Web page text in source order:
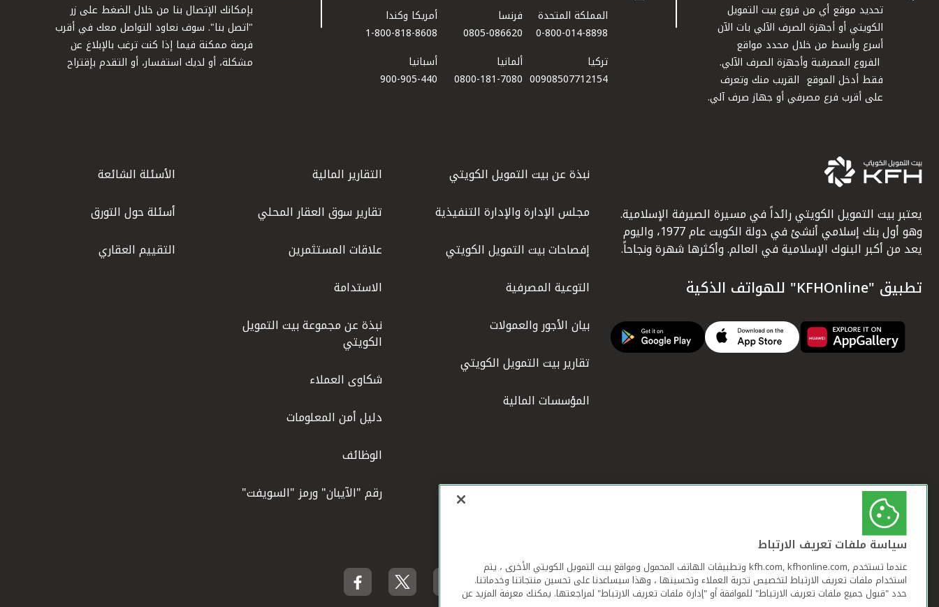
تحديد موقع أي من فروع بيت التمويل
الكويتي أو أجهزة الصرف الآلي بات الآن
أسرع وأبسط من خلال محدد مواقع
الفروع المصرفية وأجهزة الصرف الآلي.
فقط أدخل الموقع القريب منك وتعرف
على أقرب فرع مصرفي أو جهاز صرف آلي.
المملكة المتحدة
0-800-014-8898
فرنسا
0805-086620
أمريكا وكندا
1-800-818-8608
تركيا
00908507712154​
ألمانيا
0800-181-7080
أسبانيا
900-905-440
بإمكانك الإتصال بنا من خلال الضغط على زر
"اتصل بنا". سوف نعاود التواصل معك في أقرب
فرصة ممكنة فيما إذا كنت ترغب بالإبلاغ عن
مشكلة، أو لديك استفسار، أو التقدم بإقتراح
يعتبر بيت التمويل الكويتي رائداً في مسيرة الصيرفة الإسلامية.
وهو أول بنك إسلامي أنشئ في دولة الكويت عام 1977، واليوم
يعد من أكبر البنوك الإسلامية في العالم. وأكثرها شهرة ونجاحاً.
تطبيق "KFHOnline" للهواتف الذكية
نبذة عن بيت التمويل الكويتي
مجلس الإدارة والإدارة التنفيذية
إفصاحات بيت التمويل الكويتي
التوعية المصرفية
بيان الأجور والعمولات
تقارير بيت التمويل الكويتي
المؤسسات المالية
التقارير المالية
تقارير سوق العقار المحلي
علاقات المستثمرين
الاستدامة
نبذة عن مجموعة بيت التمويل
الكويتي
شكاوى العملاء
دليل أمن المعلومات
الوظائف
رقم "الآيبان" ورمز "السويفت"
الأسئلة الشائعة
أسئلة حول التورق
التقييم العقاري
سياسة ملفات تعريف الارتباط
عندما تستخدم ,kfh.com, kfhonline.com وتطبيقات الهاتف المحمول ومواقع بيت التمويل الكويتي الأخرى ، يتم
استخدام ملفات تعريف الارتباط لتخصيص تجربة العملاء وتحسينها ، وهذا سيساعدنا على تحسين منتجاتنا وخدماتنا.
حدد "قبول جميع ملفات تعريف الارتباط" للموافقة أو "إدارة ملفات تعريف الارتباط" لمراجعتها. يمكنك معرفة المزيد عن